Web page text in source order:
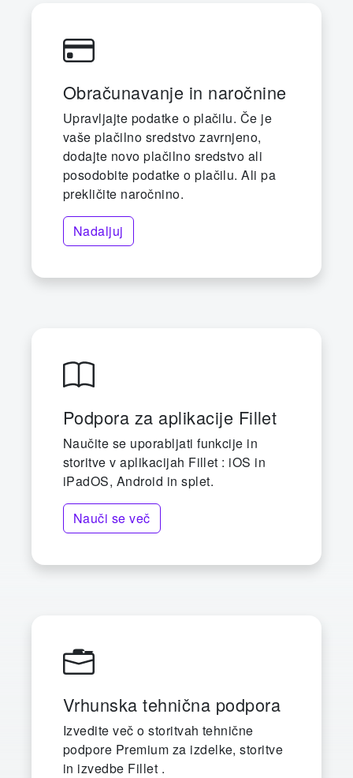
Obračunavanje in naročnine
Upravljajte podatke o plačilu. Če je
vaše plačilno sredstvo zavrnjeno,
dodajte novo plačilno sredstvo ali
posodobite podatke o plačilu. Ali pa
prekličite naročnino.
Nadaljuj
Podpora za aplikacije Fillet
Naučite se uporabljati funkcije in
storitve v aplikacijah Fillet : iOS in
iPadOS, Android in splet.
Nauči se več
Vrhunska tehnična podpora
Izvedite več o storitvah tehnične
podpore Premium za izdelke, storitve
in izvedbe Fillet .